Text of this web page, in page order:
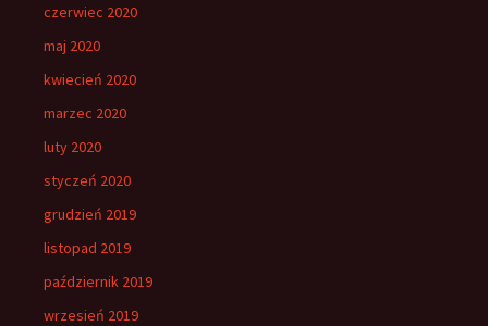
czerwiec 2020
maj 2020
kwiecień 2020
marzec 2020
luty 2020
styczeń 2020
grudzień 2019
listopad 2019
październik 2019
wrzesień 2019